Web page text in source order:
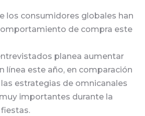
los consumidores globales han
de compra este
planea aumentar
línea este año, en comparación
las estrategias de omnicanales
importantes durante la